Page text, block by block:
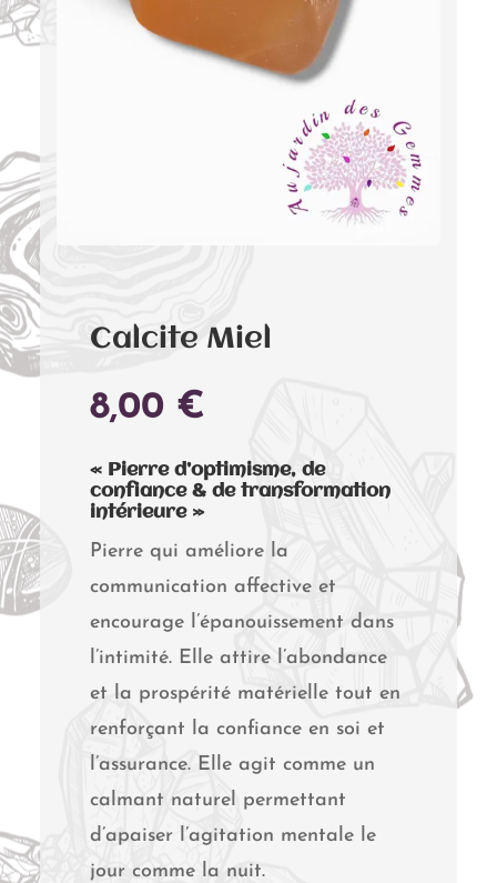
Calcite Miel
8,00 €
« Pierre d’optimisme, de
confiance & de transformation
intérieure »
Pierre qui améliore la
communication affective et
encourage l’épanouissement dans
l’intimité. Elle attire l’abondance
et la prospérité matérielle tout en
renforçant la confiance en soi et
l’assurance. Elle agit comme un
calmant naturel permettant
d’apaiser l’agitation mentale le
jour comme la nuit.